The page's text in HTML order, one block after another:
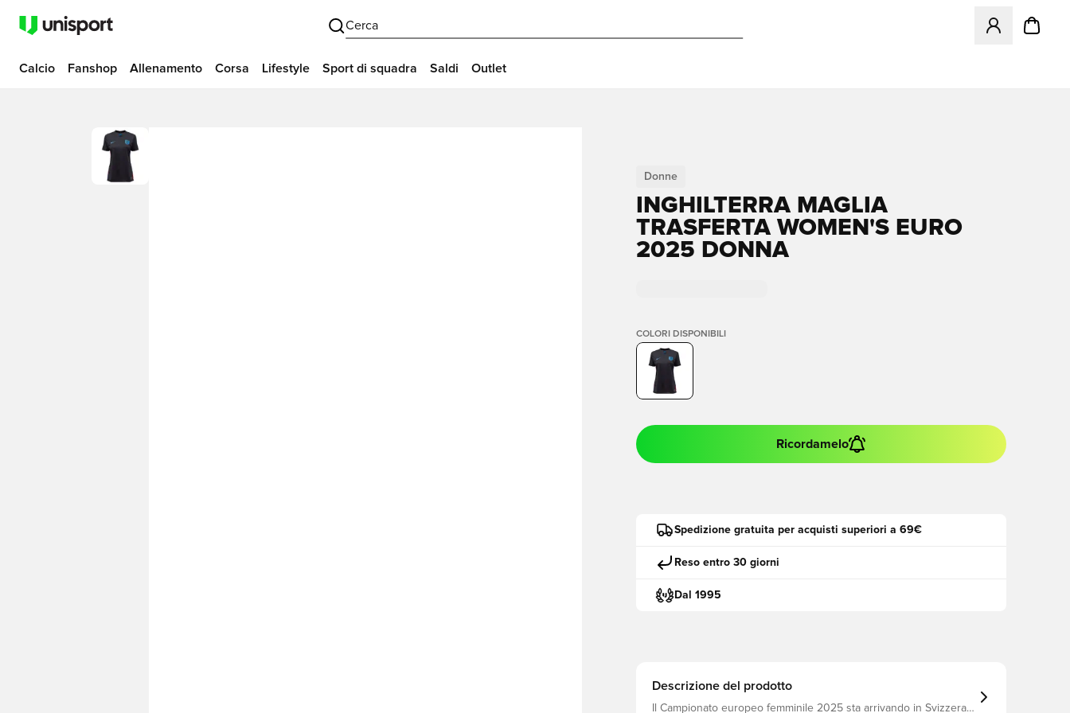
Cerca
Apre una
Calcio Fanshop Allenamento Corsa Lifestyle Sport di squadra Saldi Outlet
Donne
INGHILTERRA MAGLIA
TRASFERTA WOMEN'S EURO
2025 DONNA
COLORI DISPONIBILI
Ricordamelo
Spedizione gratuita per acquisti superiori a 69€
Reso entro 30 giorni
Dal 1995
Descrizione del prodotto
Il Campionato europeo femminile 2025 sta arrivando in Svizzera,